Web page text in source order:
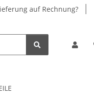
auf Rechnung?